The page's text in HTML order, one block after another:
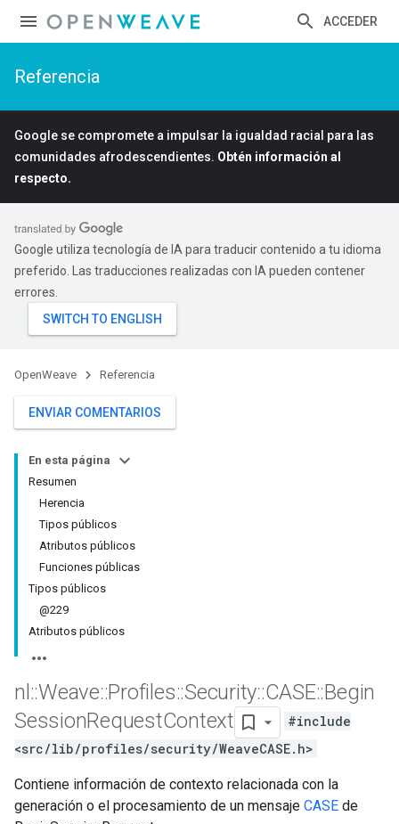
ACCEDER
Referencia
Google se compromete a impulsar la igualdad racial para las
comunidades afrodescendientes. Obtén información al
respecto.
Google utiliza tecnología de IA para traducir contenido a tu idioma
preferido. Las traducciones realizadas con IA pueden contener
errores.
OpenWeave Referencia
ENVIAR COMENTARIOS
En esta página
Resumen
Herencia
Tipos públicos
Atributos públicos
Funciones públicas
Tipos públicos
@229
Atributos públicos
nl ::Weave::Profiles::Security::CASE::Begin
SessionRequestContext
#include
<src/lib/profiles/security/WeaveCASE.h>
Contiene información de contexto relacionada con la
generación o el procesamiento de un mensaje CASE de